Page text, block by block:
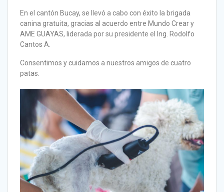
En el cantón Bucay, se llevó a cabo con éxito la brigada
canina gratuita, gracias al acuerdo entre Mundo Crear y
AME GUAYAS, liderada por su presidente el Ing. Rodolfo
Cantos A.
Consentimos y cuidamos a nuestros amigos de cuatro
patas.